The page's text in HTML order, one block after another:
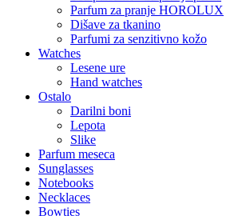
Parfum za pranje HOROLUX
Dišave za tkanino
Parfumi za senzitivno kožo
Watches
Lesene ure
Hand watches
Ostalo
Darilni boni
Lepota
Slike
Parfum meseca
Sunglasses
Notebooks
Necklaces
Bowties